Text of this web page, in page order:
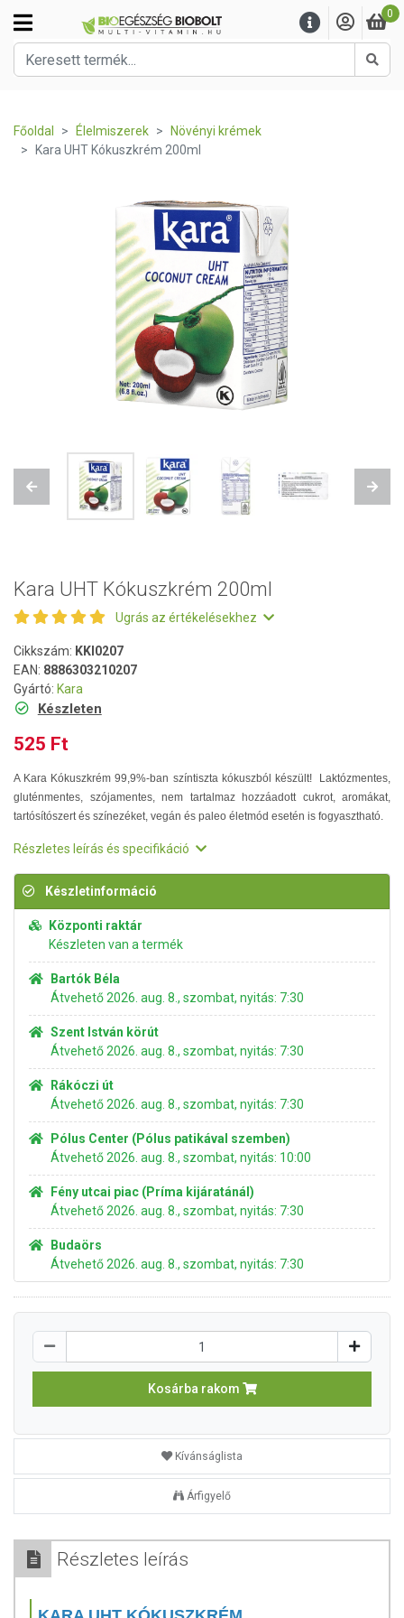
0
Főoldal Élelmiszerek
Növényi krémek
Kara UHT Kókuszkrém 200ml
Previous Next
Kara UHT Kókuszkrém 200ml
Ugrás az értékelésekhez
Cikkszám: KKI0207
EAN: 8886303210207
Gyártó: Kara
Készleten
525 Ft
A Kara Kókuszkrém 99,9%-ban színtiszta kókuszból készült! Laktózmentes,
gluténmentes, szójamentes, nem tartalmaz hozzáadott cukrot, aromákat,
tartósítószert és színezéket, vegán és paleo életmód esetén is fogyasztható.
Részletes leírás és specifikáció
Készletinformáció
Központi raktár
Készleten van a termék
Bartók Béla
Átvehető 2026. aug. 8., szombat, nyitás: 7:30
Szent István körút
Átvehető 2026. aug. 8., szombat, nyitás: 7:30
Rákóczi út
Átvehető 2026. aug. 8., szombat, nyitás: 7:30
Pólus Center (Pólus patikával szemben)
Átvehető 2026. aug. 8., szombat, nyitás: 10:00
Fény utcai piac (Príma kijáratánál)
Átvehető 2026. aug. 8., szombat, nyitás: 7:30
Budaörs
Átvehető 2026. aug. 8., szombat, nyitás: 7:30
Kosárba rakom
Kívánságlista
Árfigyelő
Részletes leírás